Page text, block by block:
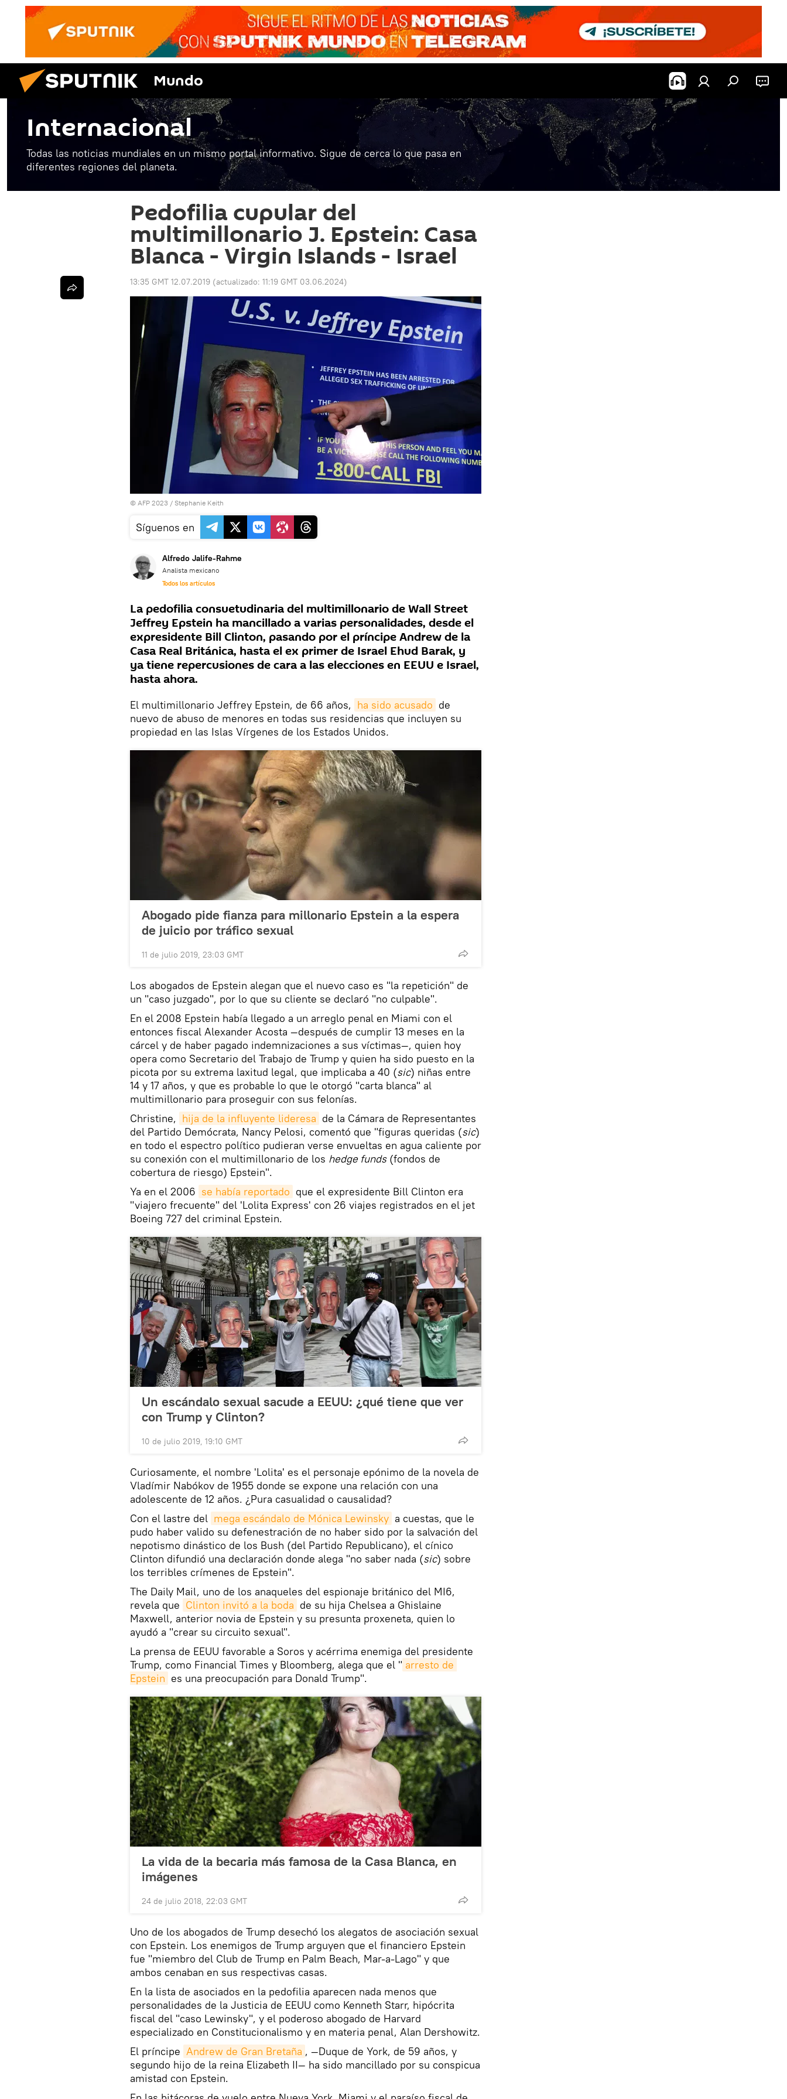
Mundo
Internacional
Todas las noticias mundiales en un mismo portal informativo. Sigue de cerca lo que pasa en
diferentes regiones del planeta.
Pedofilia cupular del
multimillonario J. Epstein: Casa
Blanca - Virgin Islands - Israel
13:35 GMT 12.07.2019 (actualizado: 11:19 GMT 03.06.2024)
© AFP 2023 / Stephanie Keith
Síguenos en
Alfredo Jalife-Rahme
Analista mexicano
Todos los artículos
La pedofilia consuetudinaria del multimillonario de Wall Street
Jeffrey Epstein ha mancillado a varias personalidades, desde el
expresidente Bill Clinton, pasando por el príncipe Andrew de la
Casa Real Británica, hasta el ex primer de Israel Ehud Barak, y
ya tiene repercusiones de cara a las elecciones en EEUU e Israel,
hasta ahora.
El multimillonario Jeffrey Epstein, de 66 años, ha sido acusado de
nuevo de abuso de menores en todas sus residencias que incluyen su
propiedad en las Islas Vírgenes de los Estados Unidos.
Abogado pide fianza para millonario Epstein a la espera
de juicio por tráfico sexual
11 de julio 2019, 23:03 GMT
Los abogados de Epstein alegan que el nuevo caso es "la repetición" de
un "caso juzgado", por lo que su cliente se declaró "no culpable".
En el 2008 Epstein había llegado a un arreglo penal en Miami con el
entonces fiscal Alexander Acosta —después de cumplir 13 meses en la
cárcel y de haber pagado indemnizaciones a sus víctimas—, quien hoy
opera como Secretario del Trabajo de Trump y quien ha sido puesto en la
picota por su extrema laxitud legal, que implicaba a 40 (sic) niñas entre
14 y 17 años, y que es probable lo que le otorgó "carta blanca" al
multimillonario para proseguir con sus felonías.
Christine, hija de la influyente lideresa de la Cámara de Representantes
del Partido Demócrata, Nancy Pelosi, comentó que "figuras queridas (sic)
en todo el espectro político pudieran verse envueltas en agua caliente por
su conexión con el multimillonario de los hedge funds(fondos de
cobertura de riesgo) Epstein".
Ya en el 2006 se había reportado que el expresidente Bill Clinton era
"viajero frecuente" del 'Lolita Express' con 26 viajes registrados en el jet
Boeing 727 del criminal Epstein.
Un escándalo sexual sacude a EEUU: ¿qué tiene que ver
con Trump y Clinton?
10 de julio 2019, 19:10 GMT
Curiosamente, el nombre 'Lolita' es el personaje epónimo de la novela de
Vladímir Nabókov de 1955 donde se expone una relación con una
adolescente de 12 años. ¿Pura casualidad o causalidad?
Con el lastre del mega escándalo de Mónica Lewinsky a cuestas, que le
pudo haber valido su defenestración de no haber sido por la salvación del
nepotismo dinástico de los Bush (del Partido Republicano), el cínico
Clinton difundió una declaración donde alega "no saber nada (sic) sobre
los terribles crímenes de Epstein".
The Daily Mail, uno de los anaqueles del espionaje británico del MI6,
revela que Clinton invitó a la boda de su hija Chelsea a Ghislaine
Maxwell, anterior novia de Epstein y su presunta proxeneta, quien lo
ayudó a "crear su circuito sexual".
La prensa de EEUU favorable a Soros y acérrima enemiga del presidente
Trump, como Financial Times y Bloomberg, alega que el " arresto de
Epstein es una preocupación para Donald Trump".
La vida de la becaria más famosa de la Casa Blanca, en
imágenes
24 de julio 2018, 22:03 GMT
Uno de los abogados de Trump desechó los alegatos de asociación sexual
con Epstein. Los enemigos de Trump arguyen que el financiero Epstein
fue "miembro del Club de Trump en Palm Beach, Mar-a-Lago" y que
ambos cenaban en sus respectivas casas.
En la lista de asociados en la pedofilia aparecen nada menos que
personalidades de la Justicia de EEUU como Kenneth Starr, hipócrita
fiscal del "caso Lewinsky", y el poderoso abogado de Harvard
especializado en Constitucionalismo y en materia penal, Alan Dershowitz.
El príncipe Andrew de Gran Bretaña , —Duque de York, de 59 años, y
segundo hijo de la reina Elizabeth II— ha sido mancillado por su conspicua
amistad con Epstein.